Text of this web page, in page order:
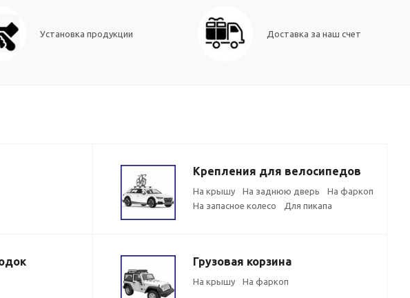
Установка продукции Доставка за наш счет
Крепления для велосипедов
На крышу На заднюю дверь
На фаркоп
На запасное колесо
Для пикапа
Грузовая корзина
На крышу На фаркоп